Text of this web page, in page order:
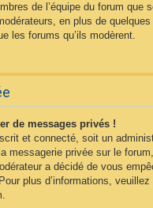
de l’équipe du forum que
en plus de
les forums qu’ils modèrent.
de messages privés !
et connecté, soit un
messagerie privée sur le
a décidé de vous
plus d’informations,